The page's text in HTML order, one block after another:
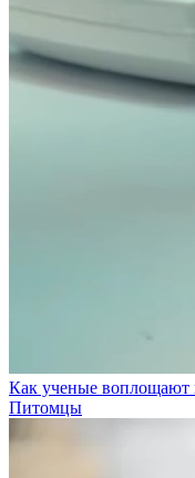
Как ученые воплощают
Питомцы